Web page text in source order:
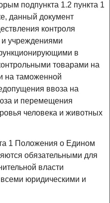
подпункта 1.2 пункта 1
данный документ
контроля
и учреждениями
в
товарами на
на таможенной
ввоза на
и перемещения
человека и животных
1 Положения о Едином
обязательными для
власти
юридическими и